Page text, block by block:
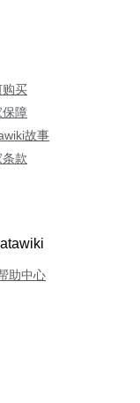
购买
保障
故事
款
助中心